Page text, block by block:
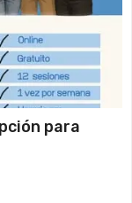
para